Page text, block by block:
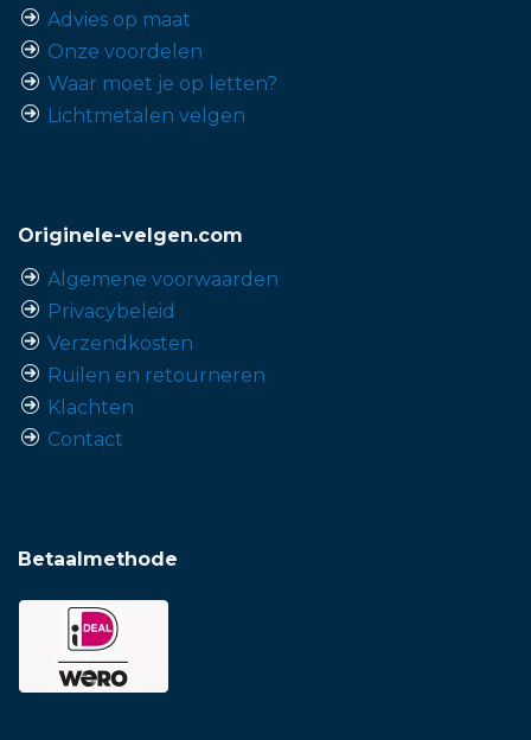
Advies op maat
Onze voordelen
Waar moet je op letten?
Lichtmetalen velgen
Originele-velgen.com
Algemene voorwaarden
Privacybeleid
Verzendkosten
Ruilen en retourneren
Klachten
Contact
Betaalmethode